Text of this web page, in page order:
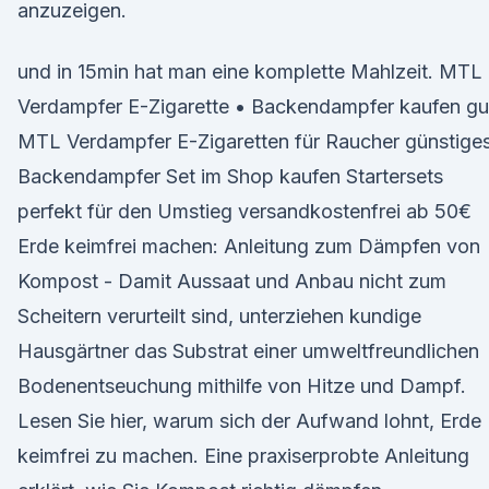
anzuzeigen.
und in 15min hat man eine komplette Mahlzeit. MTL
Verdampfer E-Zigarette • Backendampfer kaufen
MTL Verdampfer E-Zigaretten für Raucher
Backendampfer Set im Shop kaufen Startersets
perfekt für den Umstieg versandkostenfrei ab 50€
Erde keimfrei machen: Anleitung zum Dämpfen von
Kompost - Damit Aussaat und Anbau nicht zum
Scheitern verurteilt sind, unterziehen kundige
Hausgärtner das Substrat einer umweltfreundlichen
Bodenentseuchung mithilfe von Hitze und Dampf.
Lesen Sie hier, warum sich der Aufwand lohnt, Erde
keimfrei zu machen. Eine praxiserprobte Anleitung